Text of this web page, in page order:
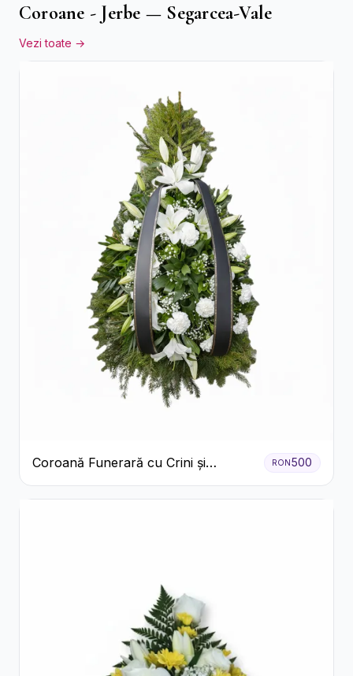
Coroane - Jerbe — Segarcea-Vale
Vezi toate →
Coroană Funerară cu Crini și
Garoafe Albe
RON500